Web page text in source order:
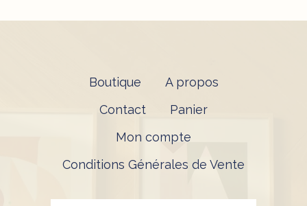
Boutique
A propos
Contact
Panier
Mon compte
Conditions Générales de Vente